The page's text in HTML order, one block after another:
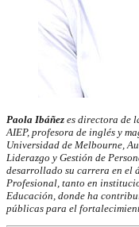
Paola Ibáñez es directora de
AIEP, profesora de inglés y
Universidad de Melbourne,
Liderazgo y Gestión de
desarrollado su carrera en el
Profesional, tanto en
Educación, donde ha
públicas para el